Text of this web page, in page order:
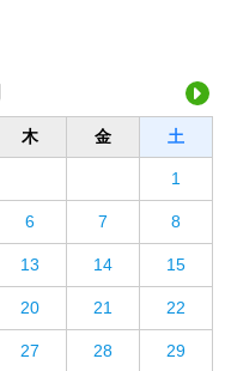
木 金 土
1
6 7 8
13 14 15
20 21 22
27 28 29